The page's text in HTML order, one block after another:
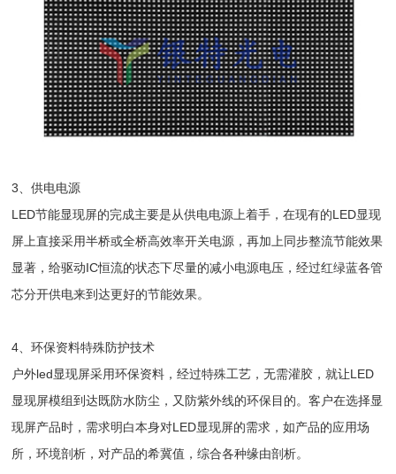
3、供电电源
LED节能显现屏的完成主要是从供电电源上着手，在现有的LED显现
屏上直接采用半桥或全桥高效率开关电源，再加上同步整流节能效果
显著，给驱动IC恒流的状态下尽量的减小电源电压，经过红绿蓝各管
芯分开供电来到达更好的节能效果。
4、环保资料特殊防护技术
户外led显现屏采用环保资料，经过特殊工艺，无需灌胶，就让LED
显现屏模组到达既防水防尘，又防紫外线的环保目的。客户在选择显
现屏产品时，需求明白本身对LED显现屏的需求，如产品的应用场
所，环境剖析，对产品的希冀值，综合各种缘由剖析。